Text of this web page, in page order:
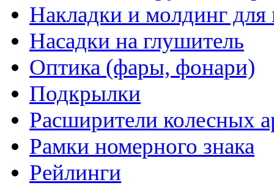
Накладки и молдинг для
Насадки на глушитель
Оптика (фары, фонари)
Подкрылки
Расширители колесных
Рамки номерного знака
Рейлинги